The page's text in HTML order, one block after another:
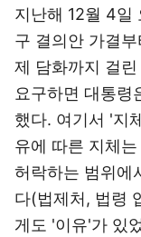
지난해 12월 4일
구 결의안 가결
제 담화까지 걸
요구하면 대통령
했다. 여기서 '지
유에 따른 지체
허락하는 범위에
다(법제처, 법령
게도 '이유'가 있